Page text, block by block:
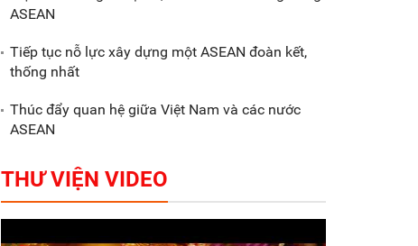
doanh nghiệp
ASEAN
Tiếp tục nỗ lực xây dựng một ASEAN đoàn kết,
thống nhất
Thúc đẩy quan hệ giữa Việt Nam và các nước
ASEAN
THƯ VIỆN VIDEO